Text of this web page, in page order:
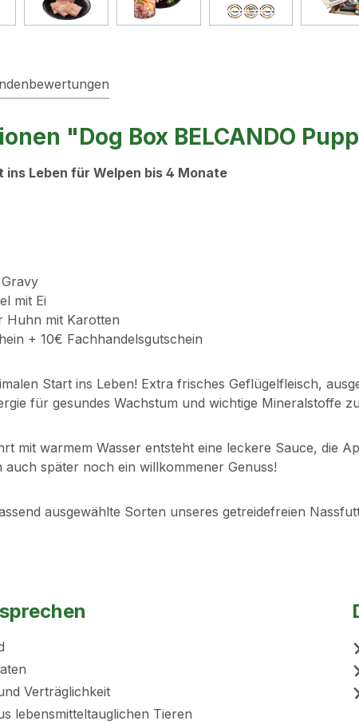
"Dog Box BELCANDO
Leben für Welpen bis 4 Monate
mit Ei
Huhn mit Karotten
+ 10€ Fachhandelsgutschein
Start ins Leben! Extra frisches Geflügelfleisch,
für gesundes Wachstum und wichtige Mineralstoffe
mit warmem Wasser entsteht eine leckere Sauce, die
später noch ein willkommener Genuss!
ausgewählte Sorten unseres getreidefreien
Verträglichkeit
lebensmitteltauglichen Tieren